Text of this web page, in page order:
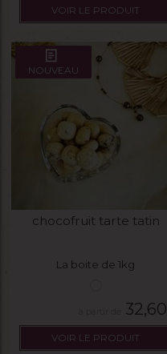
VOIR LE PRODUIT
NOUVEAU
chocofruit tarte tatin
La boite de 1kg
32,60
VOIR LE PRODUIT